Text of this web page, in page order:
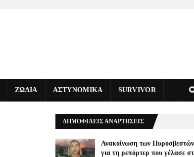
ΖΩΔΙΑ ΑΣΤΥΝΟΜΙΚΑ SURVIVOR
ΔΗΜΟΦΙΛΕΙΣ ΑΝΑΡΤΗΣΕΙΣ
Ανακοίνωση των Πυροσβεστών
για τη ρεπόρτερ που γέλασε